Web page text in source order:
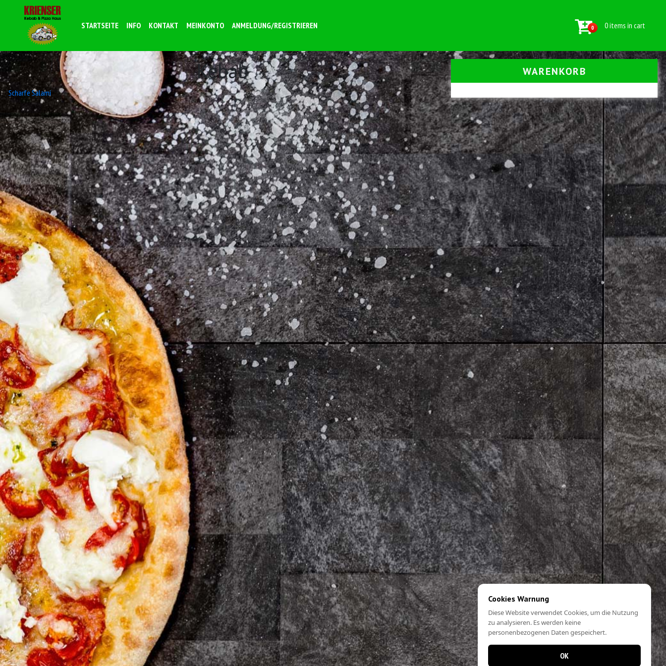
STARTSEITE INFO KONTAKT MEINKONTO ANMELDUNG/REGISTRIEREN 0 0 items in cart
Kebab
Beitrags-
Navigation
Scharfe Salami
WARENKORB
Cookies Warnung
Diese Website verwendet Cookies, um die Nutzung
zu analysieren. Es werden keine
personenbezogenen Daten gespeichert.
OK